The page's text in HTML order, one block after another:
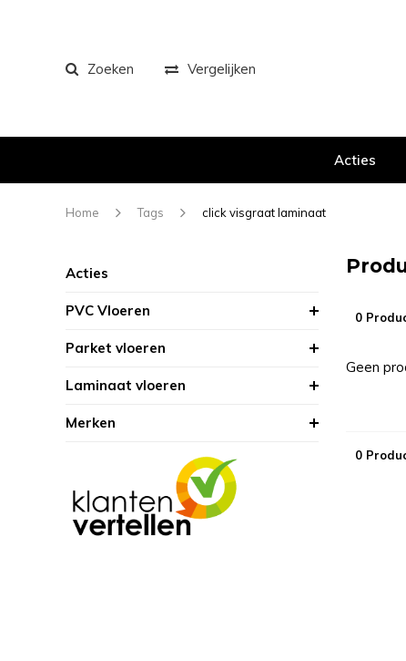
Zoeken Vergelijken
Acties
Home Tags click visgraat laminaat
Acties
PVC Vloeren
Parket vloeren
Laminaat vloeren
Merken
0
Geen
0